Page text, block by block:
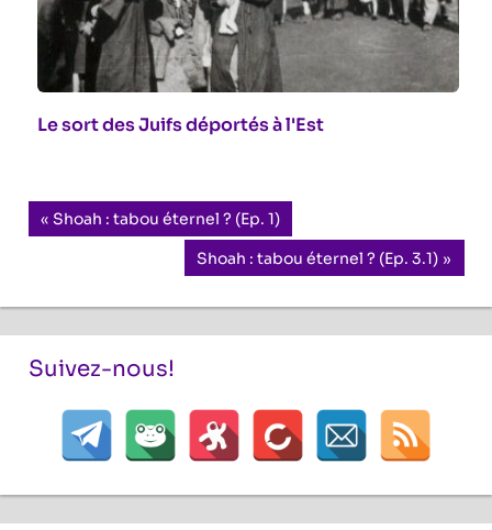
Le sort des Juifs déportés à l'Est
Navigation
l’article
Previous
Shoah : tabou éternel ? (Ep. 1)
Next
Shoah : tabou éternel ? (Ep. 3.1)
Suivez-nous!